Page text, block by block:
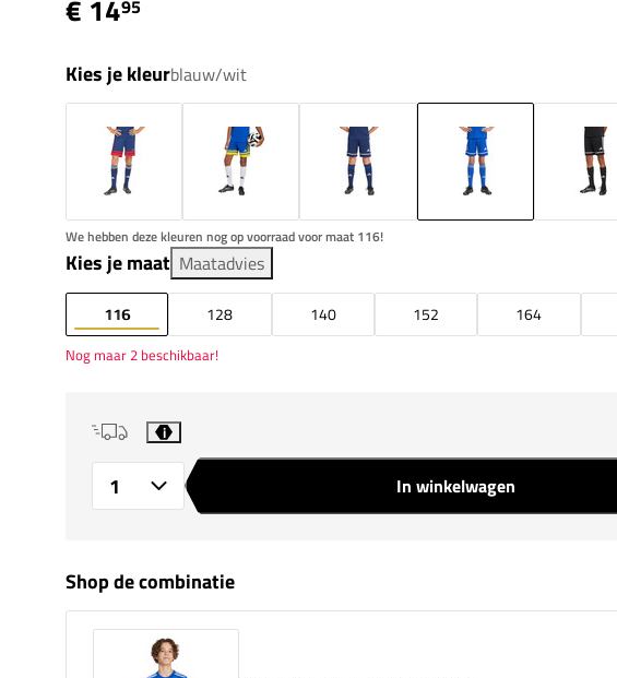
€ 1495
Kies je kleurblauw/wit
We hebben deze kleuren nog op voorraad voor maat 116!
Kies je maat Maatadvies
116 128 140 152 164
Nog maar 2 beschikbaar!
i
In winkelwagen
Shop de combinatie